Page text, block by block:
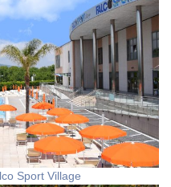
Sport Village